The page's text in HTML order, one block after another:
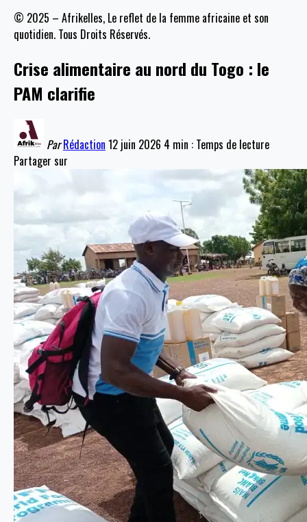
© 2025 – Afrikelles, Le reflet de la femme africaine et son
quotidien. Tous Droits Réservés.
Crise alimentaire au nord du Togo : le
PAM clarifie
Par Rédaction 12 juin 2026 4 min : Temps de lecture
Partager sur